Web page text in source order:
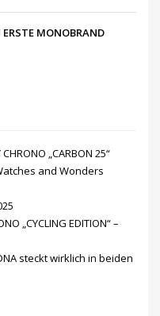
ERSTE MONOBRAND
CHRONO „CARBON 25“
and Wonders
„CYCLING EDITION“ –
steckt wirklich in beiden